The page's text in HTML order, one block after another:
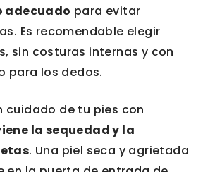
adecuado para evitar
Es recomendable elegir
sin costuras internas y con
para los dedos.
cuidado de tu pies con
la sequedad y la
. Una piel seca y agrietada